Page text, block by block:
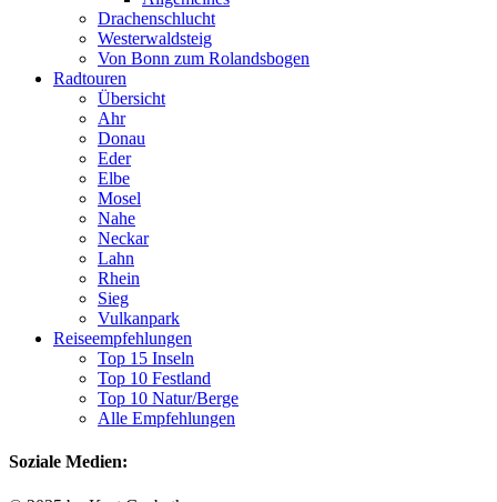
Drachenschlucht
Westerwaldsteig
Von Bonn zum Rolandsbogen
Radtouren
Übersicht
Ahr
Donau
Eder
Elbe
Mosel
Nahe
Neckar
Lahn
Rhein
Sieg
Vulkanpark
Reiseempfehlungen
Top 15 Inseln
Top 10 Festland
Top 10 Natur/Berge
Alle Empfehlungen
Soziale Medien: